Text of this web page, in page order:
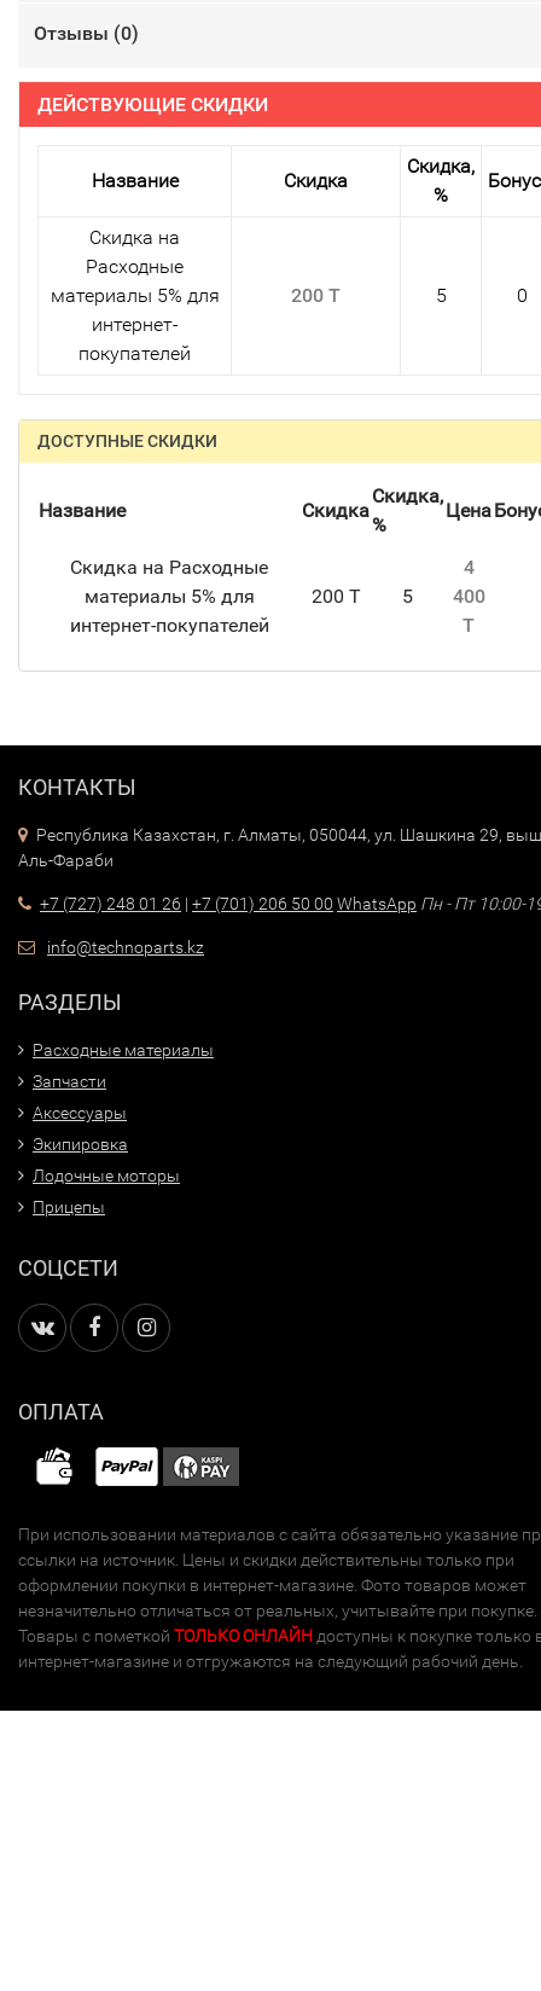
Отзывы (0)
ДЕЙСТВУЮЩИЕ СКИДКИ
Название Скидка
Скидка,
%
Скидка на
Расходные
материалы 5% для
интернет-
покупателей
200 T 5 0
ДОСТУПНЫЕ СКИДКИ
Название Скидка
Скидка,
%
Цена
Скидка на Расходные
материалы 5% для
интернет-покупателей
200 T 5
4
400
T
КОНТАКТЫ
Республика Казахстан, г. Алматы, 050044, ул. Шашкина 29,
Аль-Фараби
+7 (727) 248 01 26 | +7 (701) 206 50 00 WhatsApp Пн - Пт 10:00-
info@technoparts.kz
РАЗДЕЛЫ
Расходные материалы
Запчасти
Аксессуары
Экипировка
Лодочные моторы
Прицепы
СОЦСЕТИ
ОПЛАТА
При использовании материалов с сайта обязательно указание
ссылки на источник. Цены и скидки действительны только при
оформлении покупки в интернет-магазине. Фото товаров может
незначительно отличаться от реальных, учитывайте при покупке.
Товары с пометкой ТОЛЬКО ОНЛАЙН доступны к покупке только
интернет-магазине и отгружаются на следующий рабочий день.